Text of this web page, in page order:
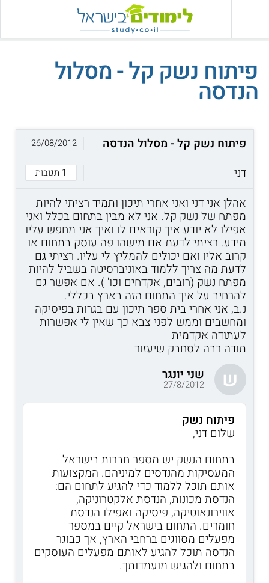
פיתוח נשק קל - מסלול
הנדסה
פיתוח נשק קל - מסלול הנדסה
דני
1 תגובות
26/08/2012
אהלן אני דני ואני אחרי תיכון ותמיד רציתי להיות
מפתח של נשק קל. אני לא מבין בתחום בכלל ואני
אפילו לא יודע איך קוראים לו ואיך אני מחפש עליו
מידע. רציתי לדעת אם מישהו פה עוסק בתחום או
קרוב אליו ואם יכולים להמליץ לי עליו. רציתי גם
לדעת מה צריך ללמוד באוניברסיטה בשביל להיות
מפתח נשק (רובים, אקדחים וכו' ). אם אפשר גם
להרחיב על איך התחום הזה בארץ בכללי.
נ.ב, אני אחרי בית ספר תיכון עם בגרות בפיסיקה
ומחשבים וממש לפני צבא כך שאין לי אפשרות
לעתודה אקדמית
תודה רבה לסחבק שיעזור
ש שני יונגר
27/8/2012
פיתוח נשק
שלום דני,
בתחום הנשק יש מספר חברות בישראל
המעסיקות מהנדסים למיניהם. המקצועות
אותם תוכל ללמוד כדי להגיע לתחום הם:
הנדסת מכונות, הנדסת אלקטרוניקה,
אווירונאוטיקה, פיסיקה ואפילו הנדסת
חומרים. התחום בישראל קיים במספר
מפעלים מסווגים ברחבי הארץ, אך כבוגר
הנדסה תוכל להגיע לאותם מפעלים העוסקים
בתחום ולהגיש מועמדותך.